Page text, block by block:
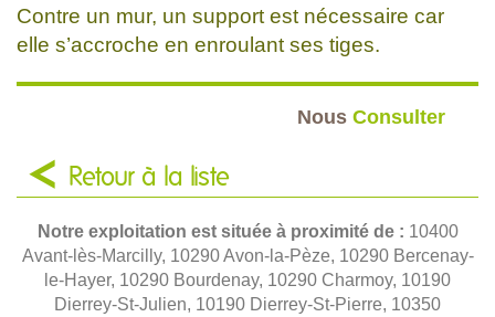
Contre un mur, un support est nécessaire car
elle s’accroche en enroulant ses tiges.
Nous Consulter
Retour à la liste
Notre exploitation est située à proximité de : 10400
Avant-lès-Marcilly, 10290 Avon-la-Pèze, 10290 Bercenay-
le-Hayer, 10290 Bourdenay, 10290 Charmoy, 10190
Dierrey-St-Julien, 10190 Dierrey-St-Pierre, 10350